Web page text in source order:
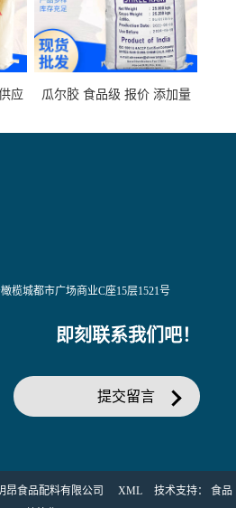
应 瓜尔胶 食品级 报价 添加量
榄城都市广场商业C座15层1521号
即刻联系我们吧！
提交留言
昂食品配料有限公司 XML 技术支持： 食品